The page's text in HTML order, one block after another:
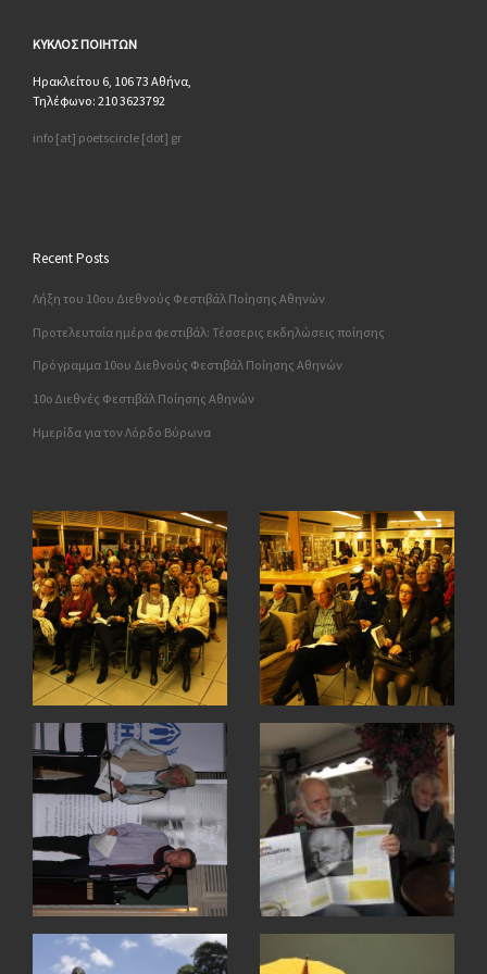
ΚΥΚΛΟΣ ΠΟΙΗΤΩΝ
Ηρακλείτου 6, 106 73 Αθήνα,
Τηλέφωνο: 210 3623792
info [at] poetscircle [dot] gr
Recent Posts
Λήξη του 10ου Διεθνούς Φεστιβάλ Ποίησης Αθηνών
Προτελευταία ημέρα φεστιβάλ: Τέσσερις εκδηλώσεις ποίησης
Πρόγραμμα 10ου Διεθνούς Φεστιβάλ Ποίησης Αθηνών
10o Διεθνές Φεστιβάλ Ποίησης Αθηνών
Ημερίδα για τον Λόρδο Βύρωνα